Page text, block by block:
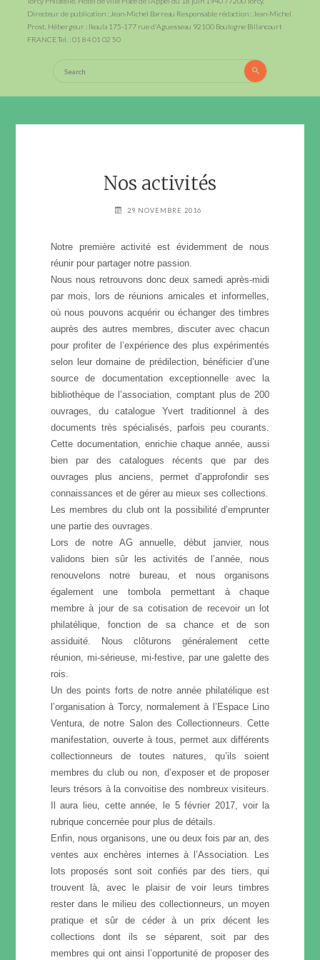
Directeur de publication : Jean-Michel Barreau Responsable rédaction : Jean-Michel
Prost. Hébergeur : Ikoula 175-177 rue d'Aguesseau 92100 Boulogne Billancourt
FRANCE Tel. : 01 84 01 02 50
Search
Nos activités
29 NOVEMBRE 2016
Notre première activité est évidemment de nous
réunir pour partager notre passion.
Nous nous retrouvons donc deux samedi après-midi
par mois, lors de réunions amicales et informelles,
où nous pouvons acquérir ou échanger des timbres
auprès des autres membres, discuter avec chacun
pour profiter de l’expérience des plus expérimentés
selon leur domaine de prédilection, bénéficier d’une
source de documentation exceptionnelle avec la
bibliothèque de l’association, comptant plus de 200
ouvrages, du catalogue Yvert traditionnel à des
documents très spécialisés, parfois peu courants.
Cette documentation, enrichie chaque année, aussi
bien par des catalogues récents que par des
ouvrages plus anciens, permet d’approfondir ses
connaissances et de gérer au mieux ses collections.
Les membres du club ont la possibilité d’emprunter
une partie des ouvrages.
Lors de notre AG annuelle, début janvier, nous
validons bien sûr les activités de l’année, nous
renouvelons notre bureau, et nous organisons
également une tombola permettant à chaque
membre à jour de sa cotisation de recevoir un lot
philatélique, fonction de sa chance et de son
assiduité. Nous clôturons généralement cette
réunion, mi-sérieuse, mi-festive, par une galette des
rois.
Un des points forts de notre année philatélique est
l’organisation à Torcy, normalement à l’Espace Lino
Ventura, de notre Salon des Collectionneurs. Cette
manifestation, ouverte à tous, permet aux différents
collectionneurs de toutes natures, qu’ils soient
membres du club ou non, d’exposer et de proposer
leurs trésors à la convoitise des nombreux visiteurs.
Il aura lieu, cette année, le 5 février 2017, voir la
rubrique concernée pour plus de détails.
Enfin, nous organisons, une ou deux fois par an, des
ventes aux enchères internes à l’Association. Les
lots proposés sont soit confiés par des tiers, qui
trouvent là, avec le plaisir de voir leurs timbres
rester dans le milieu des collectionneurs, un moyen
pratique et sûr de céder à un prix décent les
collections dont ils se séparent, soit par des
membres qui ont ainsi l’opportunité de proposer des